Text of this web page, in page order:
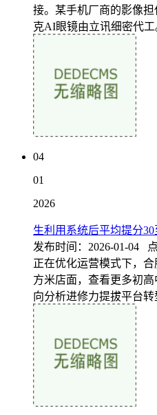
接。某手机厂商的影像
克AI眼镜由立讯细密代工
04
01
2026
生利用系统后平均提分30
发布时间：2026-01-04
正在优化运营模式下，
方米店面，查看更多初
向分析进修力提拔平台